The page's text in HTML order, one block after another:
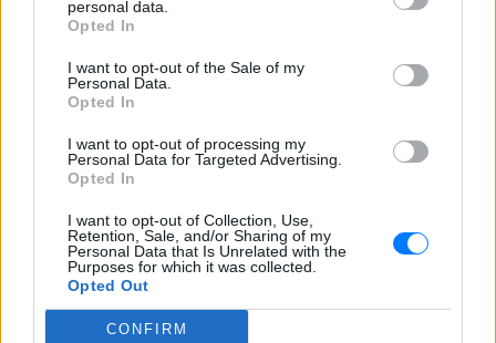
personal data.
Opted In
I want to opt-out of the Sale of my
Personal Data.
Opted In
I want to opt-out of processing my
Personal Data for Targeted Advertising.
Opted In
I want to opt-out of Collection, Use,
Retention, Sale, and/or Sharing of my
Personal Data that Is Unrelated with the
Purposes for which it was collected.
Opted Out
CONFIRM